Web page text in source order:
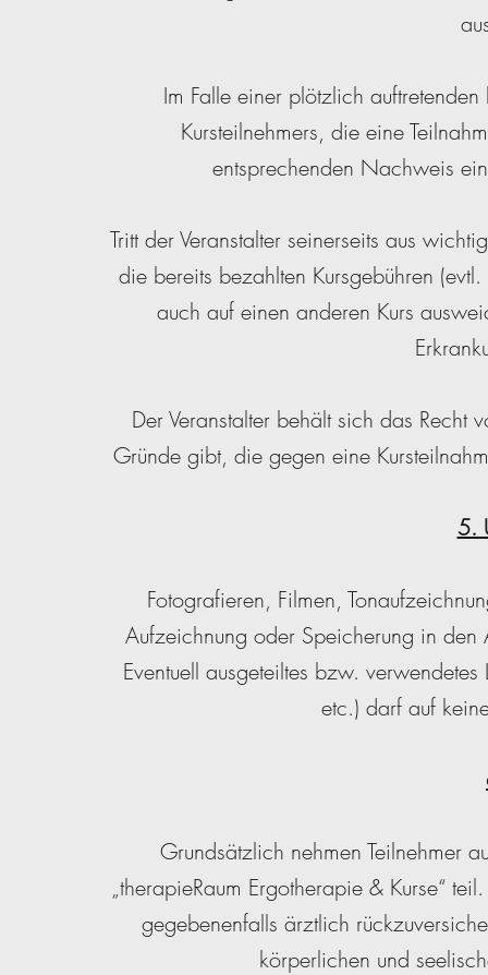
Im Falle einer plötzlich
Kursteilnehmers, die eine
entsprechenden Nachweis
Tritt der Veranstalter seinerseits aus
die bereits bezahlten Kursgebühren
auch auf einen anderen Kurs
Der Veranstalter behält sich das Recht
Gründe gibt, die gegen eine
5.
Fotografieren, Filmen,
Aufzeichnung oder Speicherung in den
Eventuell ausgeteiltes bzw.
etc.) darf auf
Grundsätzlich nehmen Teilnehmer
„therapieRaum Ergotherapie & Kurse“
gegebenenfalls ärztlich
körperlichen und